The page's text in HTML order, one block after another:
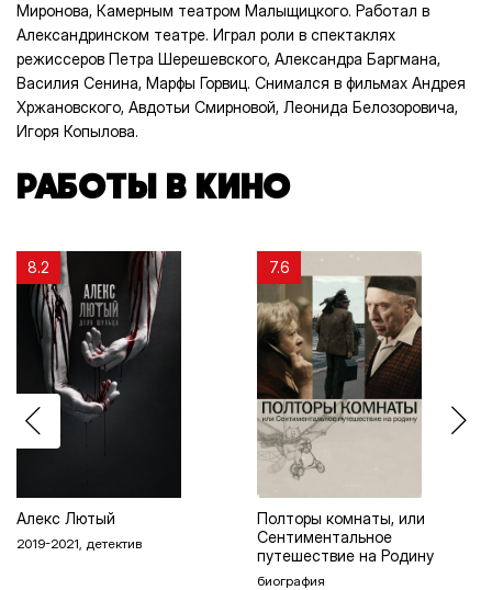
Миронова, Камерным театром Малыщицкого. Работал в
Александринском театре. Играл роли в спектаклях
режиссеров Петра Шерешевского, Александра Баргмана,
Василия Сенина, Марфы Горвиц. Снимался в фильмах Андрея
Хржановского, Авдотьи Смирновой, Леонида Белозоровича,
Игоря Копылова.
РАБОТЫ В КИНО
8.2
Алекс Лютый
2019-2021, детектив
7.6
Полторы комнаты, или
Сентиментальное
путешествие на Родину
биография